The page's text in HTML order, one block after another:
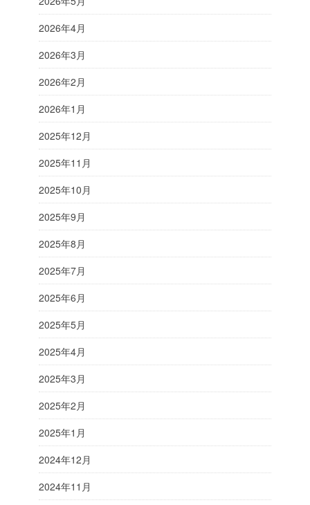
2026年4月
2026年3月
2026年2月
2026年1月
2025年12月
2025年11月
2025年10月
2025年9月
2025年8月
2025年7月
2025年6月
2025年5月
2025年4月
2025年3月
2025年2月
2025年1月
2024年12月
2024年11月